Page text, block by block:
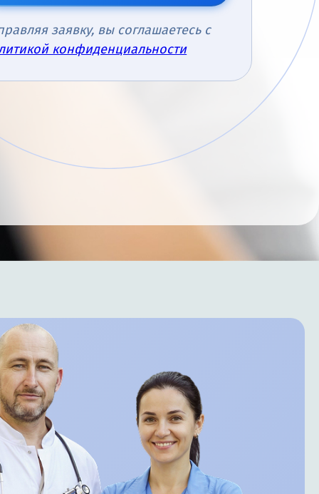
заявку, вы соглашаетесь с
конфиденциальности